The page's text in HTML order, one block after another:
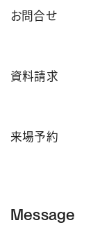
お問合せ
資料請求
来場予約
Message